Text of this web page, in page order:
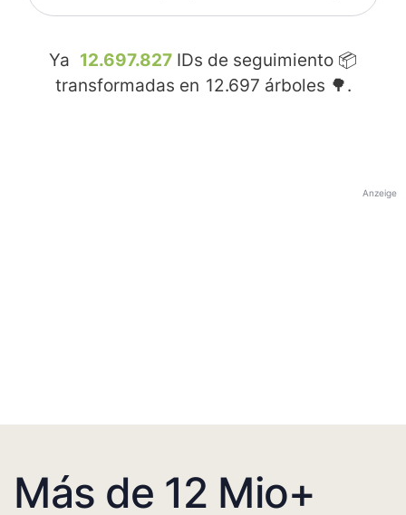
Ya 12.697.827 IDs de seguimiento 📦
transformadas en 12.697 árboles 🌳.
Anzeige
Más de 12 Mio+